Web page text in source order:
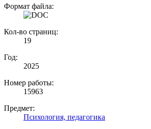
Формат файла:
Кол-во страниц:
19
Год:
2025
Номер работы:
15963
Предмет:
Психология, педагогика